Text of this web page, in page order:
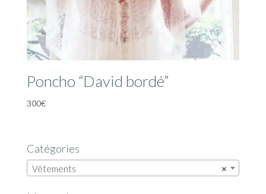
Poncho “David bordé”
300€
Catégories
×
Vêtements